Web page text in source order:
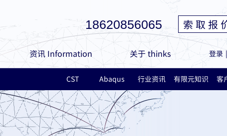
18620856065
登录 |
索 取 报
资讯 Information 关于 thinks
CST Abaqus 行业资讯 有限元知识 客